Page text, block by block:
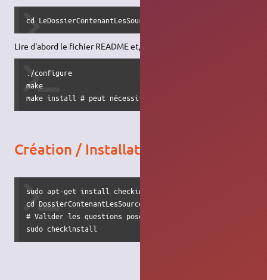
cd LeDossierContenantLesSources
Lire d'abord le fichier README et/ou INSTALL
./configure
make
make install # peut nécessiter d'être superutilisateur,
Création / Installation d'un paquet
sudo apt-get install checkinstall
cd DossierContenantLesSources
# Valider les questions posées
sudo checkinstall